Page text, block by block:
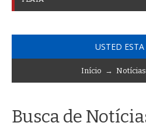
USTED
Início→Notícias
Busca de Notícias